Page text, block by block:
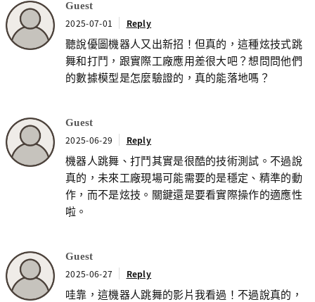
Guest
2025-07-01 Reply
聽說優圖機器人又出新招！但真的，這種炫技式跳
舞和打鬥，跟實際工廠應用差很大吧？想問問他們
的數據模型是怎麼驗證的，真的能落地嗎？
Guest
2025-06-29 Reply
機器人跳舞、打鬥其實是很酷的技術測試。不過說
真的，未來工廠現場可能需要的是穩定、精準的動
作，而不是炫技。關鍵還是要看實際操作的適應性
啦。
Guest
2025-06-27 Reply
哇靠，這機器人跳舞的影片我看過！不過說真的，